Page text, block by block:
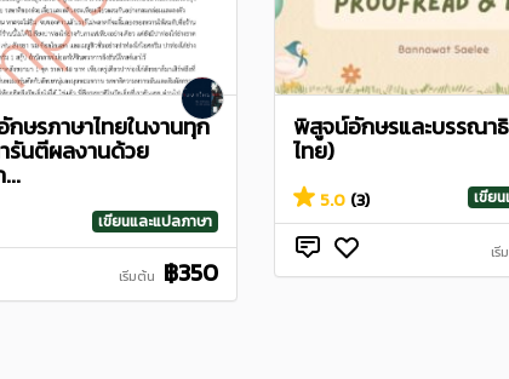
ษรภาษาไทยในงานทุก
รันตีผลงานด้วย
เขียนและแปลภาษา
เริ่มต้น ฿350
พิสูจน์อักษรและบรรณา
ไทย)
5.0 (3) เขีย
เริ่